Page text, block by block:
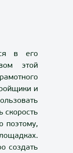
в его
этой
и
скорость
поэтому,
создать